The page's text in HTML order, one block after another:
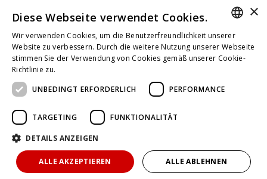
Newsletter abonnieren
Powered by KOMUNIQUE
hello@taxlawblog.ch
IMPRESSUM
DATENSCHUTZ HAFTUNGSAUSSCHLUSS
GERMAN
FRENCH
×
Diese Webseite verwendet Cookies.
Wir verwenden Cookies, um die Benutzerfreundlichkeit unserer
Website zu verbessern. Durch die weitere Nutzung unserer Webseite
stimmen Sie der Verwendung von Cookies gemäß unserer Cookie-
Richtlinie zu.
UNBEDINGT ERFORDERLICH
PERFORMANCE
TARGETING FUNKTIONALITÄT
DETAILS ANZEIGEN
ALLE AKZEPTIEREN ALLE ABLEHNEN